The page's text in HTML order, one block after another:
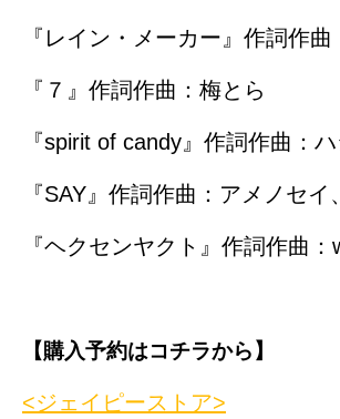
『レイン・メーカー』作詞作
『７』作詞作曲：梅とら
『spirit of candy』作詞作曲：
『SAY』作詞作曲：アメノセイ
『ヘクセンヤクト』作詞作曲：
【購入予約はコチラから】
<ジェイピーストア>